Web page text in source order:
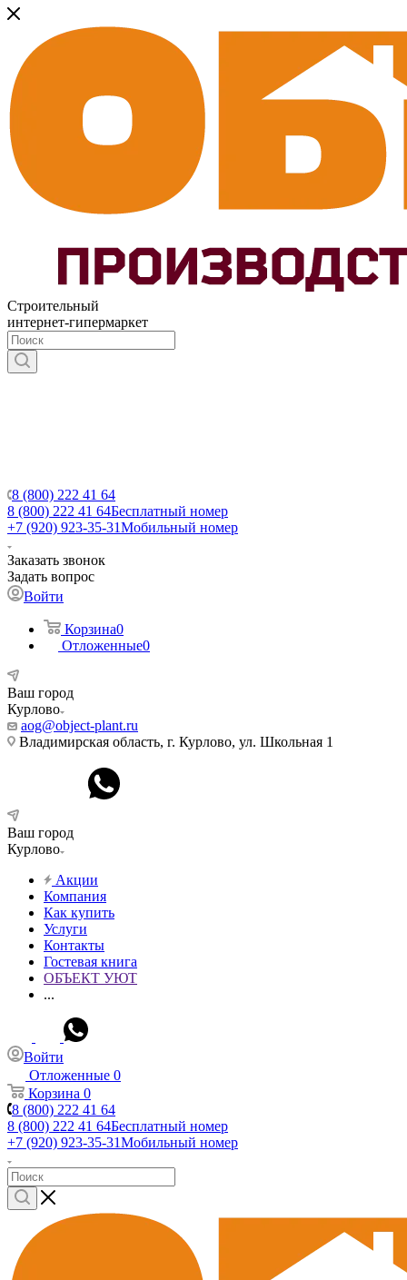
Строительный
интернет-гипермаркет
8 (800) 222 41 64
8 (800) 222 41 64Бесплатный номер
+7 (920) 923-35-31Мобильный номер
Заказать звонок
Задать вопрос
Войти
Корзина0
Отложенные0
Ваш город
Курлово
aog@object-plant.ru
Владимирская область, г. Курлово, ул. Школьная 1
Ваш город
Курлово
Акции
Компания
Как купить
Услуги
Контакты
Гостевая книга
ОБЪЕКТ УЮТ
...
Войти
Отложенные 0
Корзина 0
8 (800) 222 41 64
8 (800) 222 41 64Бесплатный номер
+7 (920) 923-35-31Мобильный номер